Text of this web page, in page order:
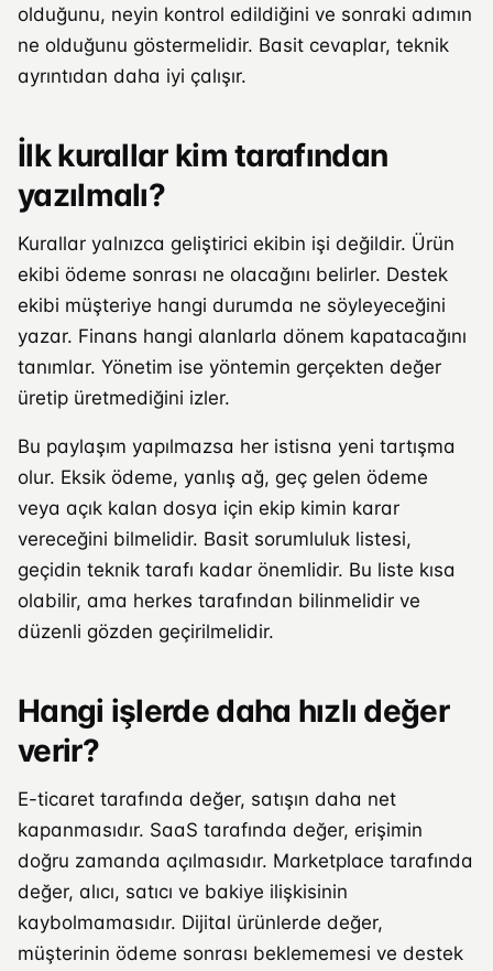
olduğunu, neyin kontrol edildiğini ve sonraki adımın
ne olduğunu göstermelidir. Basit cevaplar, teknik
ayrıntıdan daha iyi çalışır.
İlk kurallar kim tarafından
yazılmalı?
Kurallar yalnızca geliştirici ekibin işi değildir. Ürün
ekibi ödeme sonrası ne olacağını belirler. Destek
ekibi müşteriye hangi durumda ne söyleyeceğini
yazar. Finans hangi alanlarla dönem kapatacağını
tanımlar. Yönetim ise yöntemin gerçekten değer
üretip üretmediğini izler.
Bu paylaşım yapılmazsa her istisna yeni tartışma
olur. Eksik ödeme, yanlış ağ, geç gelen ödeme
veya açık kalan dosya için ekip kimin karar
vereceğini bilmelidir. Basit sorumluluk listesi,
geçidin teknik tarafı kadar önemlidir. Bu liste kısa
olabilir, ama herkes tarafından bilinmelidir ve
düzenli gözden geçirilmelidir.
Hangi işlerde daha hızlı değer
verir?
E-ticaret tarafında değer, satışın daha net
kapanmasıdır. SaaS tarafında değer, erişimin
doğru zamanda açılmasıdır. Marketplace tarafında
değer, alıcı, satıcı ve bakiye ilişkisinin
kaybolmamasıdır. Dijital ürünlerde değer,
müşterinin ödeme sonrası beklememesi ve destek